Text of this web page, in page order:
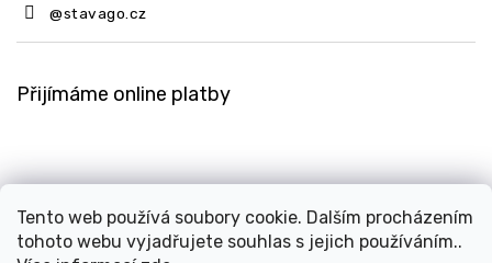
Tento web používá soubory cookie. Dalším procházením
tohoto webu vyjadřujete souhlas s jejich používáním..
@stavago.cz
Přijímáme online platby
Copyright 2026 Stavago.cz . Všechna práva vyhrazena.